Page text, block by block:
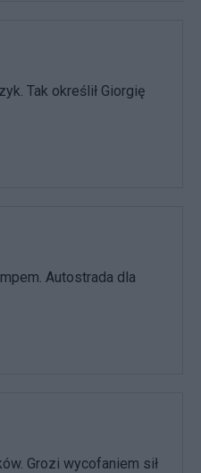
Tak określił Giorgię
Autostrada dla
Grozi wycofaniem sił